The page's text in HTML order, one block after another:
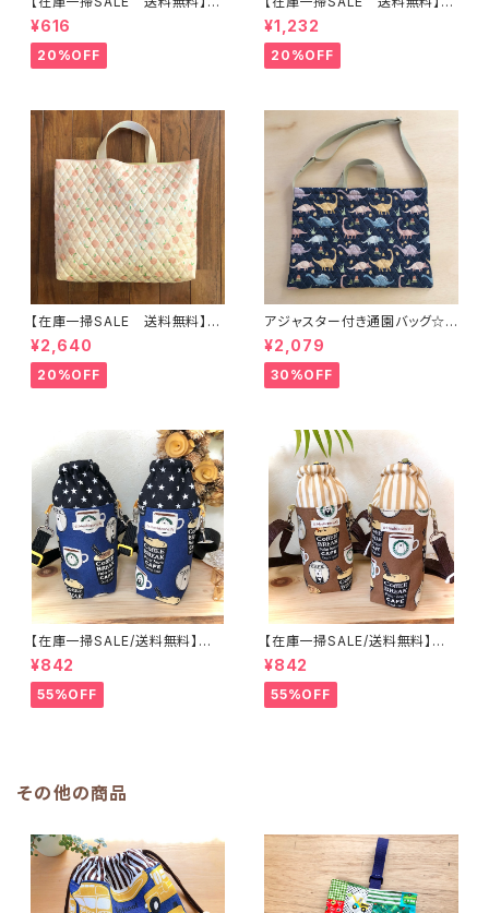
こもこ水筒肩ひもカバー【はたら
く】 ★KS.10111314151617181
9 車 男の子 飛行機 くる
ま ｜通園通学用のかわいい巾
¥616
20%OFF
販/上靴入れ☆27×22マチ6cm
☆【ピーチ柄】 ★US.49 上履き
袋 上靴袋 桃 キルティング 裏
地付き ｜通園通学用のかわい
¥1,232
20%OFF
【在庫一掃SALE 送料無料】通
園バッグ☆32×43マチ6cm☆
【ピーチ柄】★TB.39 幼稚園バ
ッグ トートバッグ キルティン
グ レッスンバッグ 桃 女の
a☆ほしぞら
¥2,640
20%OFF
アジャスター付き通園バッグ☆3
0×43cm 【恐竜柄】 ★B. 13 男
の子 キルティング 絵本バッ
グ ダイナソー ｜通園通学用
のかわいい巾着袋や入園オーダ
¥2,079
30%OFF
【在庫一掃SALE/送料無料】洗
える保温保冷ペットボトルカバー
＆水筒ホルダー【白くまコーヒ
ー】子供用★PS.4445｜通園用
のかわいいトートバッグや子供ス
¥842
55%OFF
【在庫一掃SALE/送料無料】洗
える保温保冷ペットボトルカバー
＆水筒ホルダー【白くまコーヒ
ー】子供用★PS.3233｜通園用
のかわいいトートバッグや子供ス
¥842
55%OFF
その他の商品